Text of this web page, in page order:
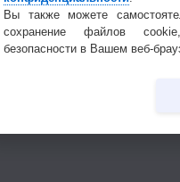
Вы также можете
сохранение файлов
безопасности в Вашем веб-